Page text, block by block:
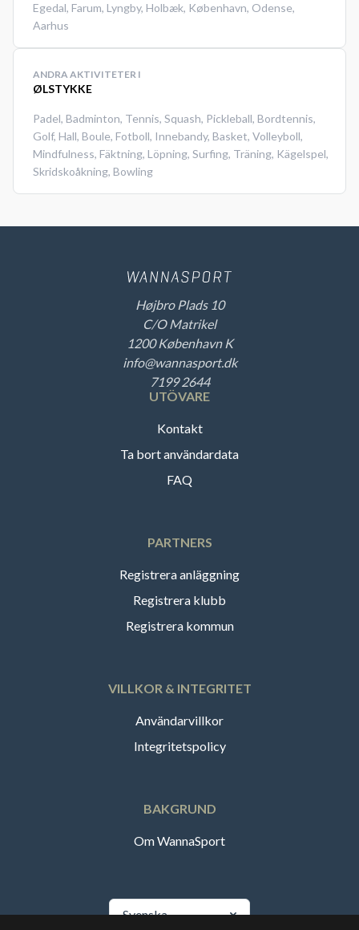
Holbæk #Saunagus-Odsherred
#Gus-Odsherred #Gus-Holbæk
Egedal, Farum, Lyngby, Holbæk, København, Odense,
Aarhus
ANDRA AKTIVITETER I
ØLSTYKKE
Padel, Badminton, Tennis, Squash, Pickleball, Bordtennis,
Golf, Hall, Boule, Fotboll, Innebandy, Basket, Volleyboll,
Mindfulness, Fäktning, Löpning, Surfing, Träning, Kägelspel,
Skridskoåkning, Bowling
Højbro Plads 10
C/O Matrikel
1200 København K
info@wannasport.dk
7199 2644
UTÖVARE
Kontakt
Ta bort användardata
FAQ
PARTNERS
Registrera anläggning
Registrera klubb
Registrera kommun
VILLKOR & INTEGRITET
Användarvillkor
Integritetspolicy
BAKGRUND
Om WannaSport
Svenska